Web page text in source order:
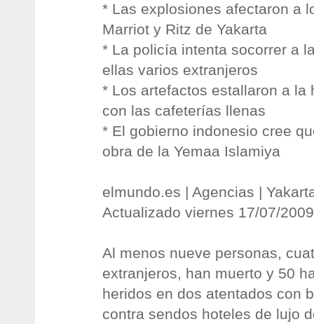
* Las explosiones afectaron a
Marriot y Ritz de Yakarta
* La policía intenta socorrer a
ellas varios extranjeros
* Los artefactos estallaron a la
con las cafeterías llenas
* El gobierno indonesio cree
obra de la Yemaa Islamiya
elmundo.es | Agencias |
Actualizado viernes 17/07/
Al menos nueve personas,
extranjeros, han muerto y 50
heridos en dos atentados con
contra sendos hoteles de lujo